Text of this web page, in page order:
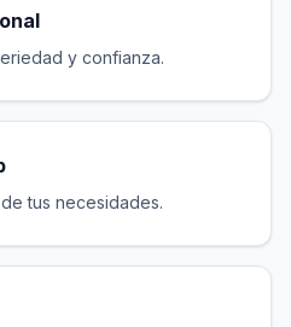
y confianza.
tus necesidades.